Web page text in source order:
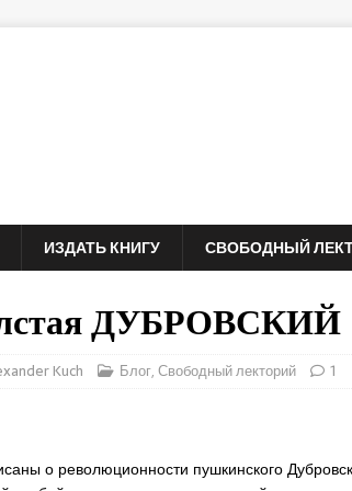
ИЗДАТЬ КНИГУ СВОБОДНЫЙ
ДУБРОВСКИЙ
Kuch Блог,Свободный лекторий 1
о революционности пушкинского